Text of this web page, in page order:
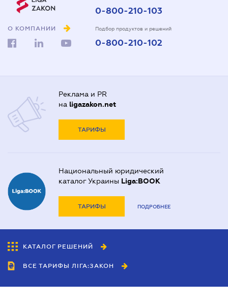
О КОМПАНИИ
0-800-210-103
Подбор продуктов и решений
0-800-210-102
Реклама и PR
на ligazakon.net
ТАРИФЫ
Национальный юридический
каталог Украины Liga:BOOK
ТАРИФЫ ПОДРОБНЕЕ
КАТАЛОГ РЕШЕНИЙ
ВСЕ ТАРИФЫ ЛІГА:ЗАКОН